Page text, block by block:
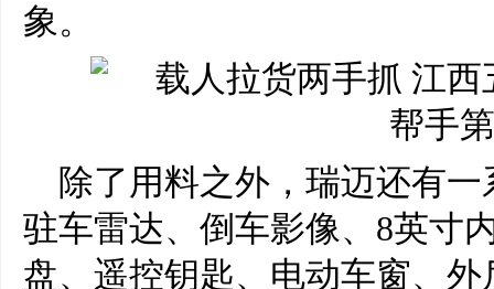
象。
除了用料之外，瑞迈还有
驻车雷达、倒车影像、8英寸
盘、遥控钥匙、电动车窗、